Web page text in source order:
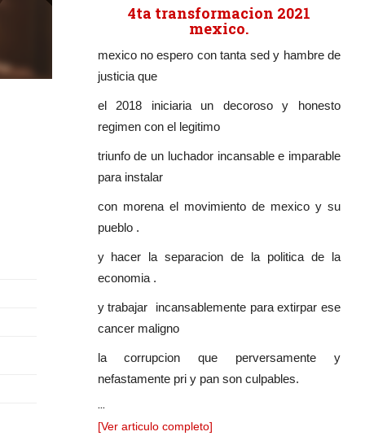
4ta transformacion 2021
mexico.
mexico no espero con tanta sed y hambre de
justicia que
el 2018 iniciaria un decoroso y honesto
regimen con el legitimo
triunfo de un luchador incansable e imparable
para instalar
con morena el movimiento de mexico y su
pueblo .
y hacer la separacion de la politica de la
economia .
y trabajar incansablemente para extirpar ese
cancer maligno
la corrupcion que perversamente y
nefastamente pri y pan son culpables.
...
[Ver articulo completo]